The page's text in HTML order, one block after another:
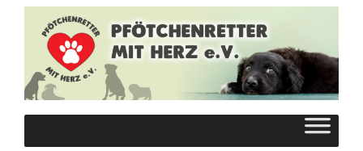
Inhalt
springen